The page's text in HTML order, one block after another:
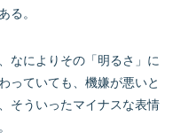
る。
なによりその「明るさ」に
っていても、機嫌が悪いと
そういったマイナスな表情